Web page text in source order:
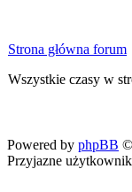
Strona główna forum
Wszystkie czasy w
Powered by phpBB ©
Przyjazne